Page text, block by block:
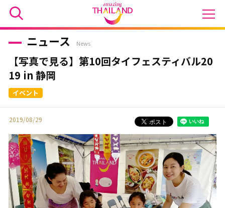
ニュース News
【写真で見る】第10回タイフェスティバル20
19 in 静岡
2019/08/29